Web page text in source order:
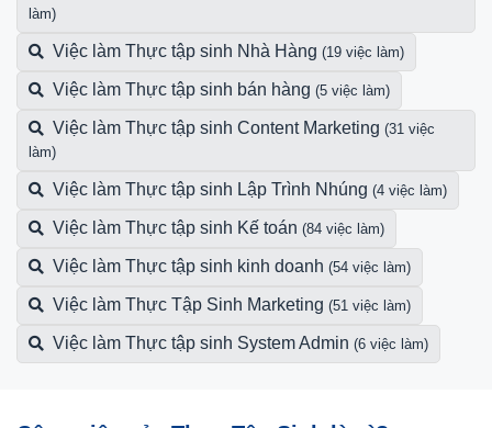
làm)
Việc làm Thực tập sinh Nhà Hàng (19 việc làm)
Việc làm Thực tập sinh bán hàng (5 việc làm)
Việc làm Thực tập sinh Content Marketing (31 việc
làm)
Việc làm Thực tập sinh Lập Trình Nhúng (4 việc làm)
Việc làm Thực tập sinh Kế toán (84 việc làm)
Việc làm Thực tập sinh kinh doanh (54 việc làm)
Việc làm Thực Tập Sinh Marketing (51 việc làm)
Việc làm Thực tập sinh System Admin (6 việc làm)